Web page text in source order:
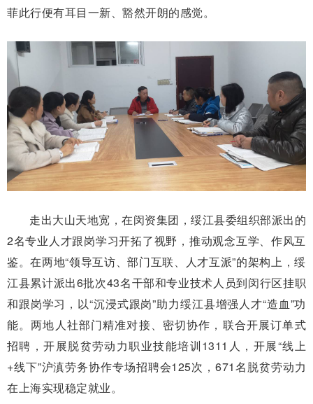
菲此行便有耳目一新、豁然开朗的感觉。
走出大山天地宽，在闵资集团，绥江县委组织部派出的
2名专业人才跟岗学习开拓了视野，推动观念互学、作风互
鉴。在两地“领导互访、部门互联、人才互派”的架构上，绥
江县累计派出6批次43名干部和专业技术人员到闵行区挂职
和跟岗学习，以“沉浸式跟岗”助力绥江县增强人才“造血”功
能。两地人社部门精准对接、密切协作，联合开展订单式
招聘，开展脱贫劳动力职业技能培训1311人，开展“线上
+线下”沪滇劳务协作专场招聘会125次，671名脱贫劳动力
在上海实现稳定就业。